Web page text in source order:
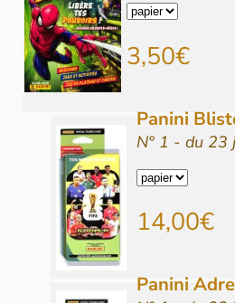
3,50€
Panini
N° 1 - du
14,00€
Panini